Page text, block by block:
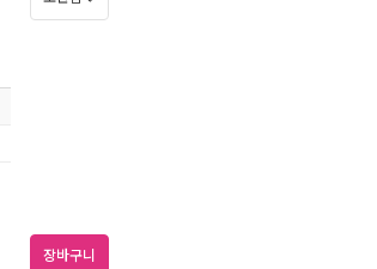
장바구니